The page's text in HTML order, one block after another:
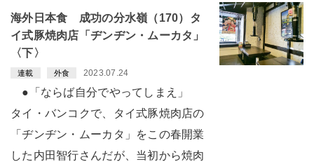
海外日本食 成功の分水嶺（170）タ
イ式豚焼肉店「ヂンヂン・ムーカタ」
〈下〉
連載 外食 2023.07.24
●「ならば自分でやってしまえ」
タイ・バンコクで、タイ式豚焼肉店の
「ヂンヂン・ムーカタ」をこの春開業
した内田智行さんだが、当初から焼肉